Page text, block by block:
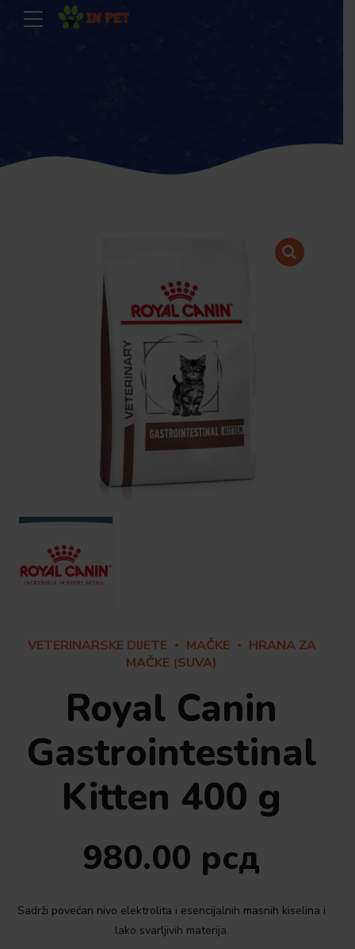
VETERINARSKE DIJETE MAČKE
HRANA ZA
MAČKE (SUVA)
Royal Canin
Gastrointestinal
Kitten 400 g
980.00 рсд
Sadrži povećan nivo elektrolita i esencijalnih masnih kiselina i
lako svarljivih materija.